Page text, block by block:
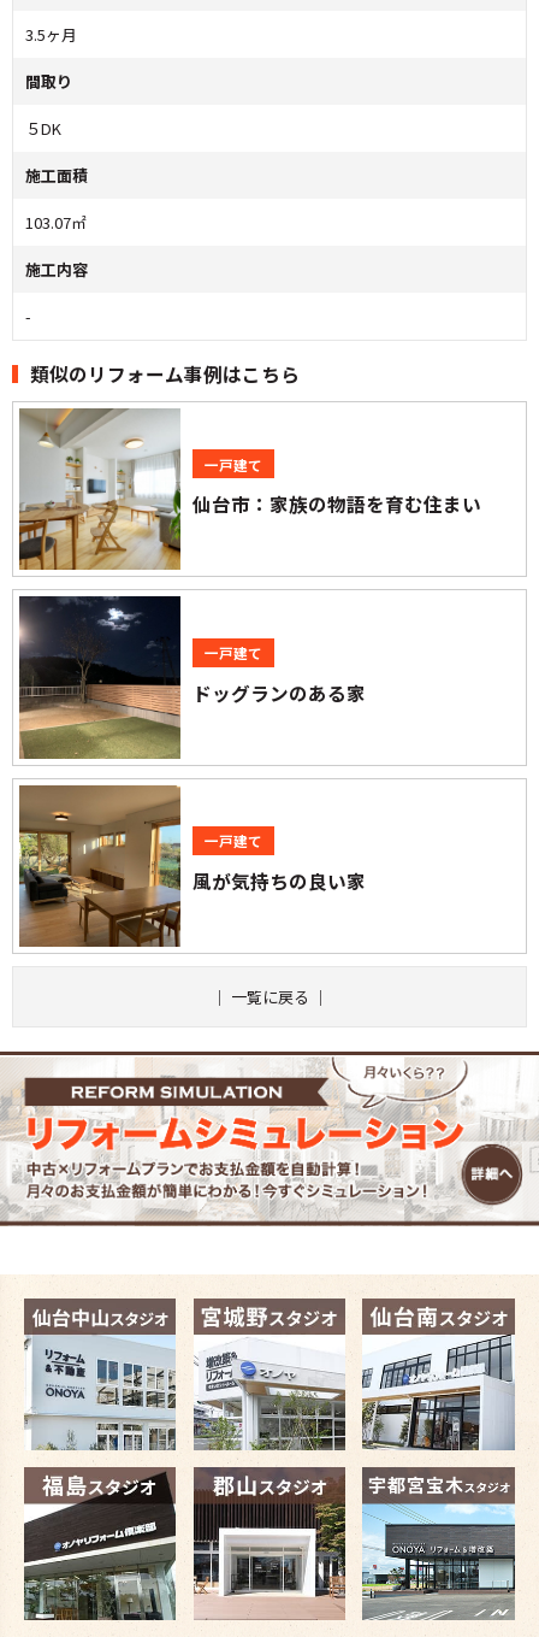
3.5ヶ月
間取り
５DK
施工面積
103.07㎡
施工内容
-
類似のリフォーム事例はこちら
一戸建て
仙台市：家族の物語を育む住まい
一戸建て
ドッグランのある家
一戸建て
風が気持ちの良い家
｜ 一覧に戻る ｜